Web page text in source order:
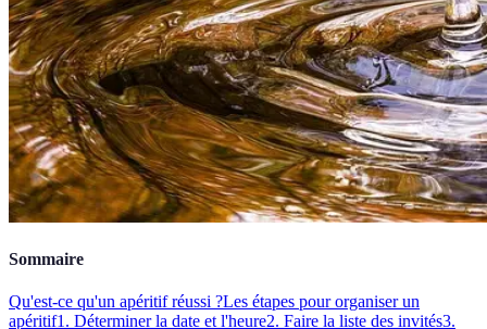
Sommaire
Qu'est-ce qu'un apéritif réussi ?Les étapes pour organiser un
apéritif1. Déterminer la date et l'heure2. Faire la liste des invités3.